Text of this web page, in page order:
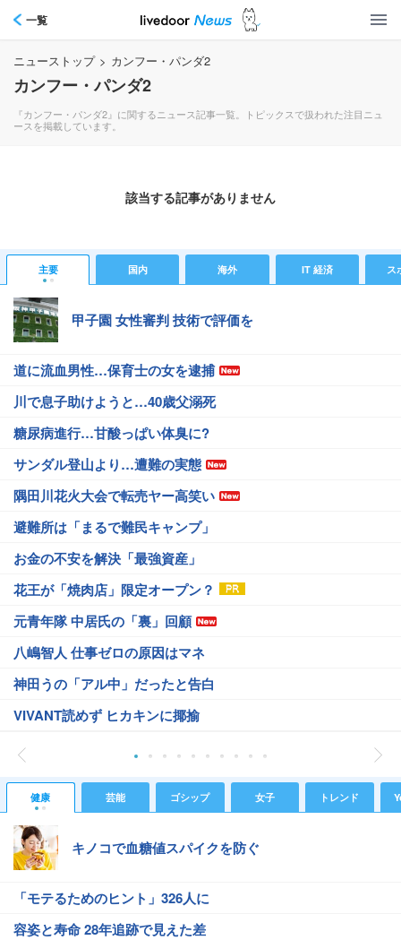
一覧
ニューストップ > カンフー・パンダ2
カンフー・パンダ2
『カンフー・パンダ2』に関するニュース記事一覧。トピックスで扱われた注目ニュ
ースを掲載しています。
該当する記事がありません
主要 国内 海外 IT 経済 ス
甲子園 女性審判 技術で評価を
道に流血男性…保育士の女を逮捕
川で息子助けようと…40歳父溺死
糖尿病進行…甘酸っぱい体臭に?
サンダル登山より…遭難の実態
隅田川花火大会で転売ヤー高笑い
避難所は「まるで難民キャンプ」
お金の不安を解決「最強資産」
花王が「焼肉店」限定オープン？
元青年隊 中居氏の「裏」回顧
八嶋智人 仕事ゼロの原因はマネ
神田うの「アル中」だったと告白
VIVANT読めず ヒカキンに揶揄
健康 芸能 ゴシップ 女子 トレンド
キノコで血糖値スパイクを防ぐ
「モテるためのヒント」326人に
容姿と寿命 28年追跡で見えた差